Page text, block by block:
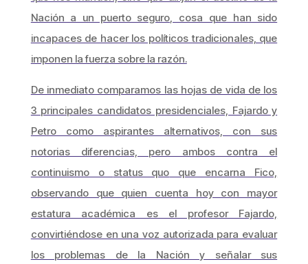
Nación a un puerto seguro, cosa que han sido
incapaces de hacer los políticos tradicionales, que
imponen la fuerza sobre la razón.
De inmediato comparamos las hojas de vida de los
3 principales candidatos presidenciales, Fajardo y
Petro como aspirantes alternativos, con sus
notorias diferencias, pero ambos contra el
continuismo o status quo que encarna Fico,
observando que quien cuenta hoy con mayor
estatura académica es el profesor Fajardo,
convirtiéndose en una voz autorizada para evaluar
los problemas de la Nación y señalar sus